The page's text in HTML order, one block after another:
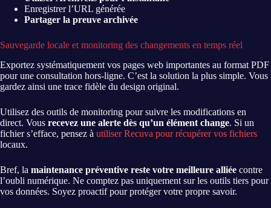
Enregistrer l’URL générée
Partager la preuve archivée
Sauvegarde locale et monitoring des changements en temps réel
Exportez systématiquement vos pages web importantes au format PDF
pour une consultation hors-ligne. C’est la solution la plus simple. Vous
gardez ainsi une trace fidèle du design original.
Utilisez des outils de monitoring pour suivre les modifications en
direct. Vous recevez une alerte dès qu’un élément change. Si un
fichier s’efface, pensez à utiliser Recuva pour récupérer vos fichiers
locaux.
Bref, la maintenance préventive reste votre meilleure alliée contre
l’oubli numérique. Ne comptez pas uniquement sur les outils tiers pour
vos données. Soyez proactif pour protéger votre propre savoir.